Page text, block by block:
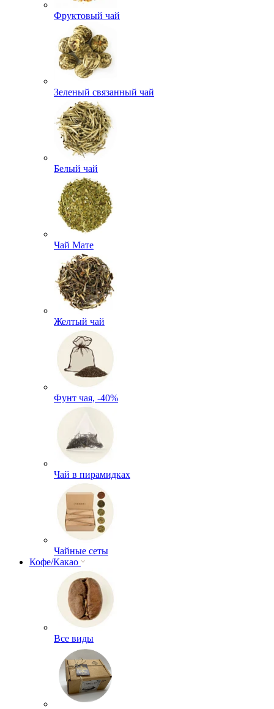
Фруктовый чай
Зеленый связанный чай
Белый чай
Чай Мате
Желтый чай
Фунт чая, -40%
Чай в пирамидках
Чайные сеты
Кофе/Какао
Все виды